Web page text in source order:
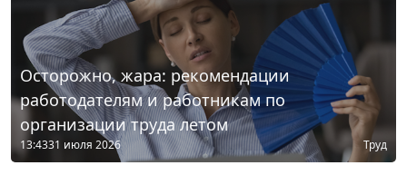
Осторожно, жара: рекомендации
работодателям и работникам по
организации труда летом
13:4331 июля 2026 Труд